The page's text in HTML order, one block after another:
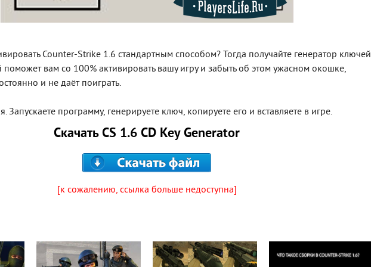
Counter-Strike 1.6 стандартным способом? Тогда получайте генератор ключей
поможет вам со 100% активировать вашу игру и забыть об этом ужасном окошке,
и не даёт поиграть.
Запускаете программу, генерируете ключ, копируете его и вставляете в игре.
Скачать CS 1.6 CD Key Generator
[к сожалению, ссылка больше недоступна]